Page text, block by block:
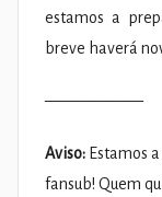
estamos a
breve haverá
——————
Aviso: Estamos
fansub! Quem